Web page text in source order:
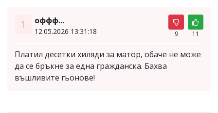
1. оффф...
12.05.2026 13:31:18 9 11
Платил десетки хиляди за матор, обаче не може
да се бръкне за една гражданска. Бахва
въшливите гьонове!